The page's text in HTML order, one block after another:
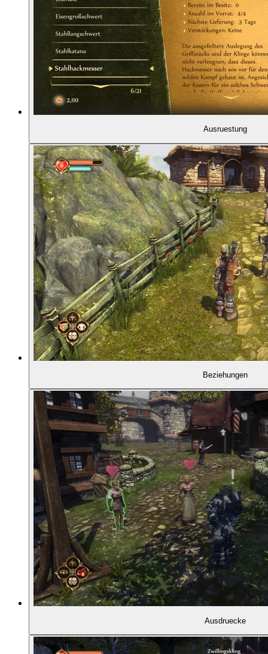
01:51:59 Arbeiten bei Lionhead: Crunch und Chaos
01:57:04 Fertigstellung mit Abstrichen
02:00:09 Die erweiterte Fassung: The Lost Chapters
Fable: Anniversary Edition (2014)
02:01:52 Fable 2 (2008)
02:03:14 Magie und Fernkampf
02:06:19 Kinder, Koop und ein Hund
02:09:39 Fable 3 (2010)
02:13:19 Fable 2: Pub Games (2008)
02:13:39 Fable Heroes (2012)
02:14:28 Fable Fortune (2018)
02:15:30 Das kommende Fable-Reboot
02:16:05 Was wurde aus Peter Molyneux?
02:17:52 Was wurde aus den Carter-Brüdern?
02:21:30 Schmerzhafte Erinnerungen an Fable
02:23:20 Welche Verantwortung hat Peter Molyneux?
Ausruestung
Beziehungen
Ausdruecke